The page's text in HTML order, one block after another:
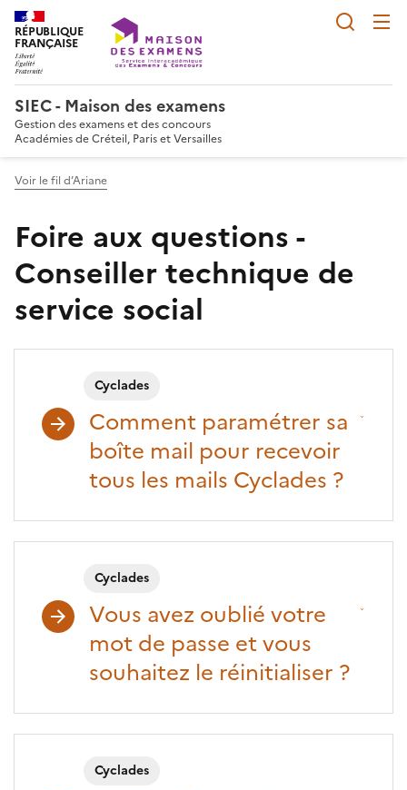
RÉPUBLIQUE
FRANÇAISE
SIEC - Maison des examens
Gestion des examens et des concours
Académies de Créteil, Paris et Versailles
Voir le fil d’Ariane
Foire aux questions -
Conseiller technique de
service social
Cyclades
Comment paramétrer sa
boîte mail pour recevoir
tous les mails Cyclades ?
Cyclades
Vous avez oublié votre
mot de passe et vous
souhaitez le réinitialiser ?
Cyclades